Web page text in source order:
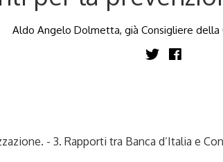
Aldo Angelo Dolmetta, già Consigliere della
- 3. Rapporti tra Banca d’Italia e